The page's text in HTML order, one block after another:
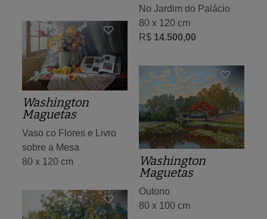
No Jardim do Palácio
80 x 120 cm
R$ 14.500,00
Washington
Maguetas
Vaso co Flores e Livro
sobre a Mesa
80 x 120 cm
Washington
Maguetas
Outono
80 x 100 cm